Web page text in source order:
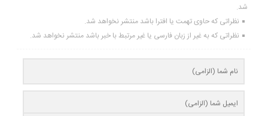
شد.
نظراتی که حاوی تهمت یا افترا باشد منتشر نخواهد شد.
نظراتی که به غیر از زبان فارسی یا غیر مرتبط با خبر باشد منتشر نخواهد شد.